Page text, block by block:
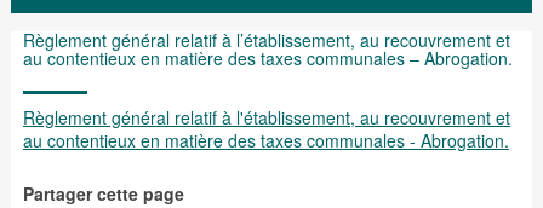
Règlement général relatif à l’établissement, au recouvrement et
au contentieux en matière des taxes communales – Abrogation.
Règlement général relatif à l'établissement, au recouvrement et
au contentieux en matière des taxes communales - Abrogation.
Partager cette page